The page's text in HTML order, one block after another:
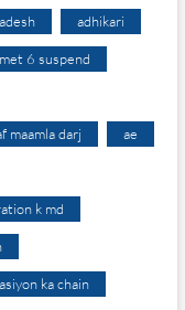
adesh adhikari
6 suspend
maamla darj ae
k md
ka chain